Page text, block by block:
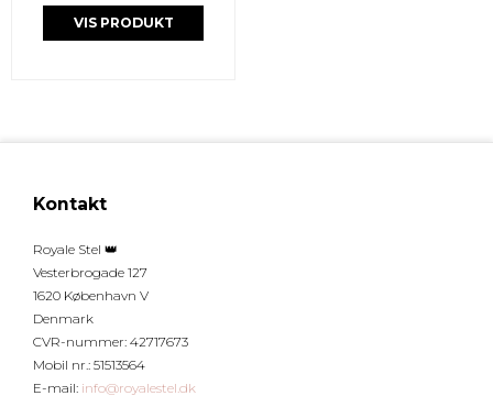
VIS PRODUKT
Kontakt
Royale Stel 👑
Vesterbrogade 127
1620 København V
Denmark
CVR-nummer: 42717673
Mobil nr.: 51513564
E-mail: info@royalestel.dk